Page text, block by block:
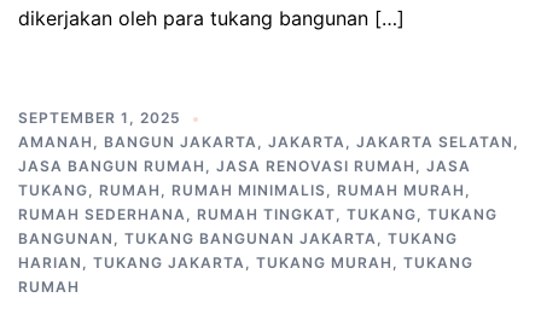
dikerjakan oleh para tukang bangunan […]
SEPTEMBER 1, 2025
AMANAH , BANGUN JAKARTA, JAKARTA, JAKARTA SELATAN ,
JASA BANGUN RUMAH , JASA RENOVASI RUMAH , JASA
TUKANG, RUMAH , RUMAH MINIMALIS, RUMAH MURAH ,
RUMAH SEDERHANA, RUMAH TINGKAT, TUKANG, TUKANG
BANGUNAN , TUKANG BANGUNAN JAKARTA, TUKANG
HARIAN , TUKANG JAKARTA, TUKANG MURAH , TUKANG
RUMAH